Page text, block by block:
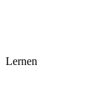
Lernen